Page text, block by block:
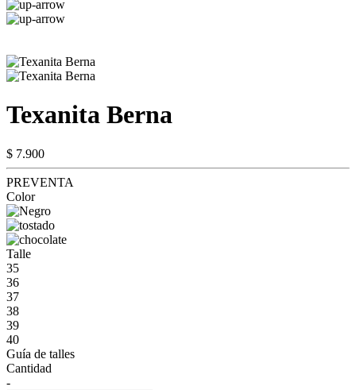
Texanita Berna
$ 7.900
PREVENTA
Color
Talle
35
36
37
38
39
40
Guía de talles
Cantidad
-